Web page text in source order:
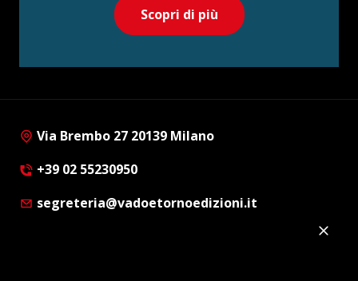
Scopri di più
Via Brembo 27 20139 Milano
+39 02 55230950
segreteria@vadoetornoedizioni.it